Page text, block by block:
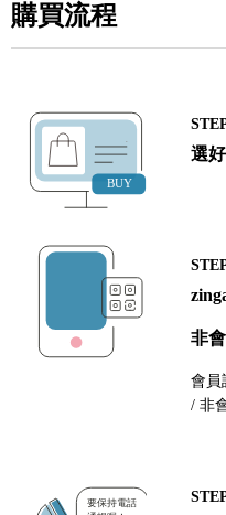
購買流程
選
非
會員
/ 非